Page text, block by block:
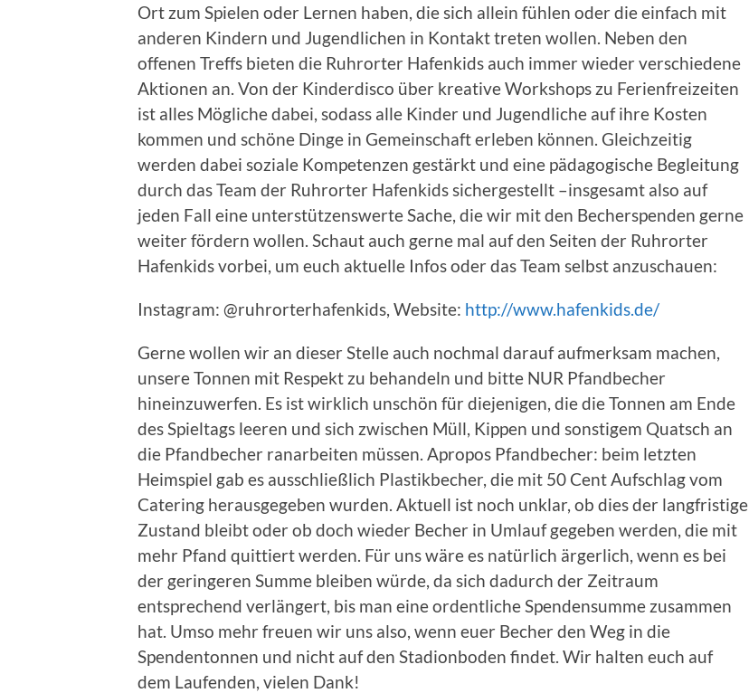
Ort zum Spielen oder Lernen haben, die sich allein fühlen oder die einfach mit
anderen Kindern und Jugendlichen in Kontakt treten wollen. Neben den
offenen Treffs bieten die Ruhrorter Hafenkids auch immer wieder verschiedene
Aktionen an. Von der Kinderdisco über kreative Workshops zu Ferienfreizeiten
ist alles Mögliche dabei, sodass alle Kinder und Jugendliche auf ihre Kosten
kommen und schöne Dinge in Gemeinschaft erleben können. Gleichzeitig
werden dabei soziale Kompetenzen gestärkt und eine pädagogische Begleitung
durch das Team der Ruhrorter Hafenkids sichergestellt –insgesamt also auf
jeden Fall eine unterstützenswerte Sache, die wir mit den Becherspenden gerne
weiter fördern wollen. Schaut auch gerne mal auf den Seiten der Ruhrorter
Hafenkids vorbei, um euch aktuelle Infos oder das Team selbst anzuschauen:
Instagram: @ruhrorterhafenkids, Website: http://www.hafenkids.de/
Gerne wollen wir an dieser Stelle auch nochmal darauf aufmerksam machen,
unsere Tonnen mit Respekt zu behandeln und bitte NUR Pfandbecher
hineinzuwerfen. Es ist wirklich unschön für diejenigen, die die Tonnen am Ende
des Spieltags leeren und sich zwischen Müll, Kippen und sonstigem Quatsch an
die Pfandbecher ranarbeiten müssen. Apropos Pfandbecher: beim letzten
Heimspiel gab es ausschließlich Plastikbecher, die mit 50 Cent Aufschlag vom
Catering herausgegeben wurden. Aktuell ist noch unklar, ob dies der langfristige
Zustand bleibt oder ob doch wieder Becher in Umlauf gegeben werden, die mit
mehr Pfand quittiert werden. Für uns wäre es natürlich ärgerlich, wenn es bei
der geringeren Summe bleiben würde, da sich dadurch der Zeitraum
entsprechend verlängert, bis man eine ordentliche Spendensumme zusammen
hat. Umso mehr freuen wir uns also, wenn euer Becher den Weg in die
Spendentonnen und nicht auf den Stadionboden findet. Wir halten euch auf
dem Laufenden, vielen Dank!